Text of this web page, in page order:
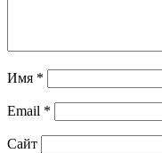
Имя *
Email *
Сайт